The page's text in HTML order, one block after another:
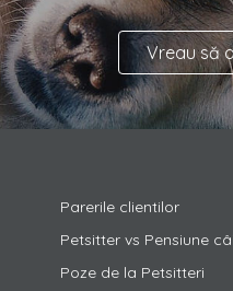
Vreau să
Parerile clientilor
Petsitter vs Pensiune
Poze de la Petsitteri